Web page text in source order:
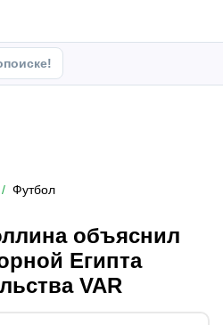
Футбол
объяснил
Египта
VAR